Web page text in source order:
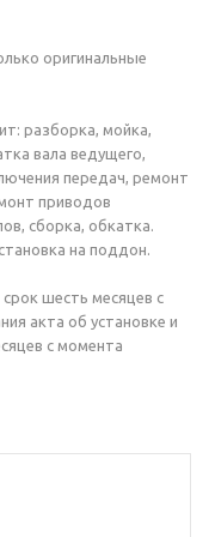
оригинальные
разборка, мойка,
вала ведущего,
передач, ремонт
приводов
сборка, обкатка.
на поддон.
шесть месяцев с
акта об установке и
с момента